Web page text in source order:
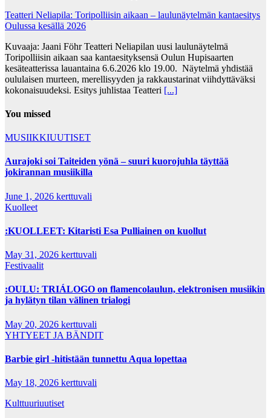
Teatteri Neliapila: Toripolliisin aikaan – laulunäytelmän kantaesitys
Oulussa kesällä 2026
Kuvaaja: Jaani Föhr Teatteri Neliapilan uusi laulunäytelmä
Toripolliisin aikaan saa kantaesityksensä Oulun Hupisaarten
kesäteatterissa lauantaina 6.6.2026 klo 19.00. Näytelmä yhdistää
oululaisen murteen, merellisyyden ja rakkaustarinat viihdyttäväksi
kokonaisuudeksi. Esitys juhlistaa Teatteri [...]
You missed
MUSIIKKIUUTISET
Aurajoki soi Taiteiden yönä – suuri kuorojuhla täyttää
jokirannan musiikilla
June 1, 2026 kerttuvali
Kuolleet
:KUOLLEET: Kitaristi Esa Pulliainen on kuollut
May 31, 2026 kerttuvali
Festivaalit
:OULU: TRIÁLOGO on flamencolaulun, elektronisen musiikin
ja hylätyn tilan välinen trialogi
May 20, 2026 kerttuvali
YHTYEET JA BÄNDIT
Barbie girl -hitistään tunnettu Aqua lopettaa
May 18, 2026 kerttuvali
Kulttuuriuutiset